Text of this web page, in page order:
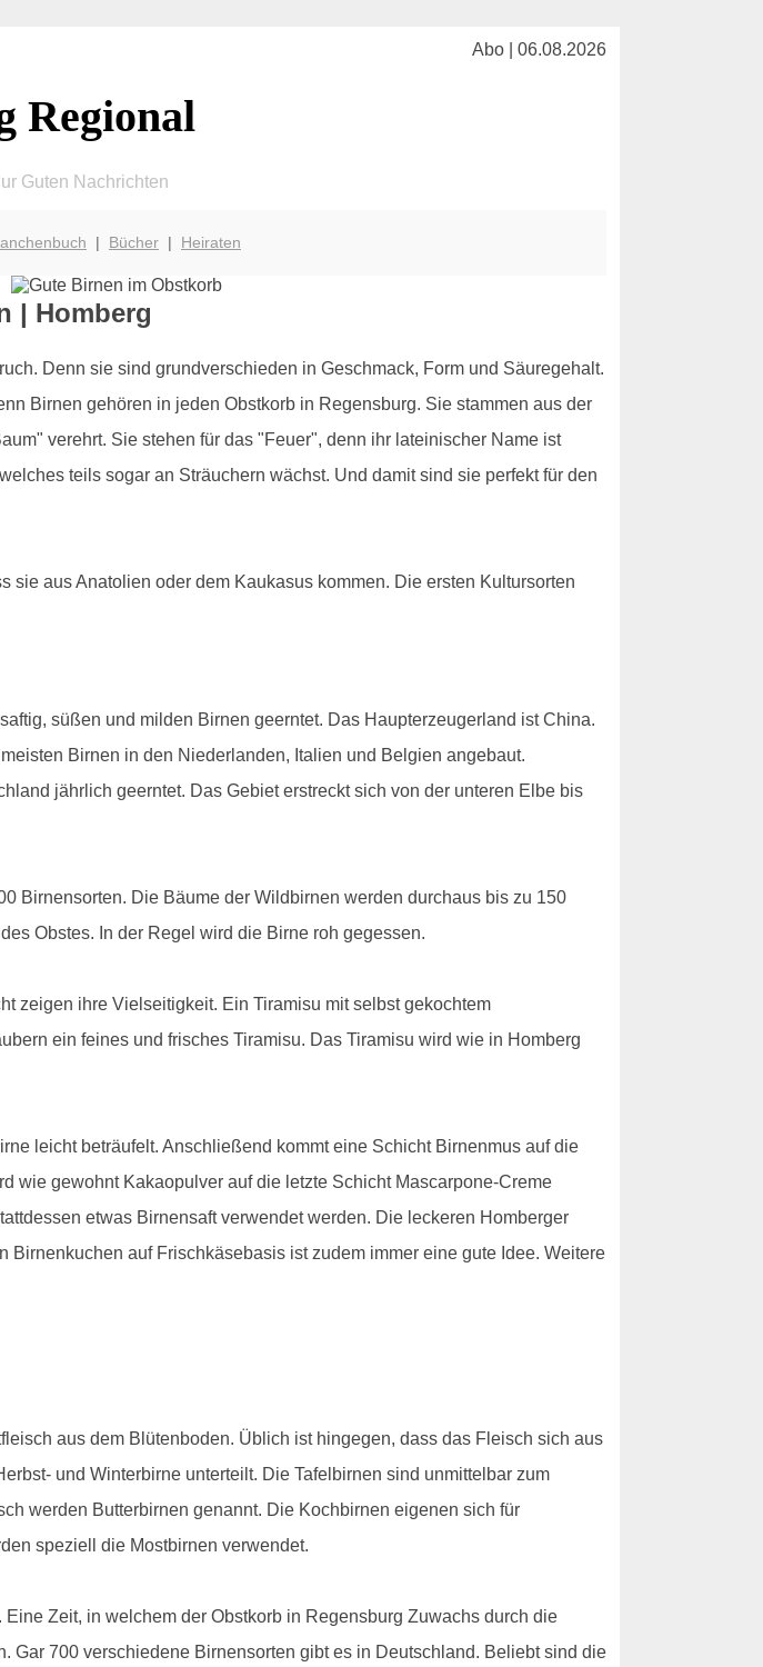
Abo | 06.08.2026
Regional
Guten Nachrichten
| Bücher| Heiraten
| Homberg
Denn sie sind grundverschieden in Geschmack, Form und Säuregehalt.
Birnen gehören in jeden Obstkorb in Regensburg. Sie stammen aus der
verehrt. Sie stehen für das "Feuer", denn ihr lateinischer Name ist
teils sogar an Sträuchern wächst. Und damit sind sie perfekt für den
aus Anatolien oder dem Kaukasus kommen. Die ersten Kultursorten
süßen und milden Birnen geerntet. Das Haupterzeugerland ist China.
Birnen in den Niederlanden, Italien und Belgien angebaut.
jährlich geerntet. Das Gebiet erstreckt sich von der unteren Elbe bis
Birnensorten. Die Bäume der Wildbirnen werden durchaus bis zu 150
Obstes. In der Regel wird die Birne roh gegessen.
zeigen ihre Vielseitigkeit. Ein Tiramisu mit selbst gekochtem
ein feines und frisches Tiramisu. Das Tiramisu wird wie in Homberg
leicht beträufelt. Anschließend kommt eine Schicht Birnenmus auf die
wie gewohnt Kakaopulver auf die letzte Schicht Mascarpone-Creme
etwas Birnensaft verwendet werden. Die leckeren Homberger
auf Frischkäsebasis ist zudem immer eine gute Idee. Weitere
aus dem Blütenboden. Üblich ist hingegen, dass das Fleisch sich aus
und Winterbirne unterteilt. Die Tafelbirnen sind unmittelbar zum
werden Butterbirnen genannt. Die Kochbirnen eigenen sich für
speziell die Mostbirnen verwendet.
Zeit, in welchem der Obstkorb in Regensburg Zuwachs durch die
Gar 700 verschiedene Birnensorten gibt es in Deutschland. Beliebt sind die